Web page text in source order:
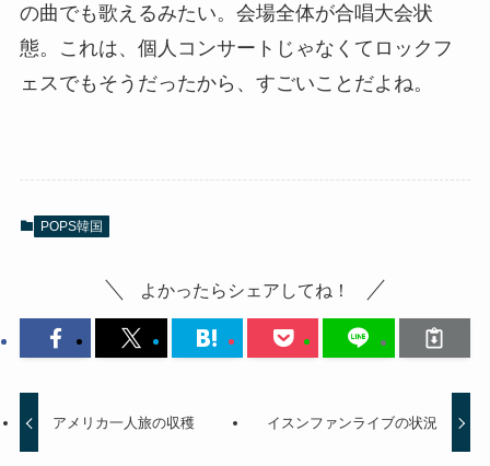
の曲でも歌えるみたい。会場全体が合唱大会状
態。これは、個人コンサートじゃなくてロックフ
ェスでもそうだったから、すごいことだよね。
POPS韓国
よかったらシェアしてね！
アメリカ一人旅の収穫 イスンファンライブの状況